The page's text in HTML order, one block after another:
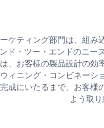
ケティング部門は、組
ド・ツー・エンドのニー
、お客様の製品設計の
ィニング・コンビネー
成にいたるまで、お客
よう取り